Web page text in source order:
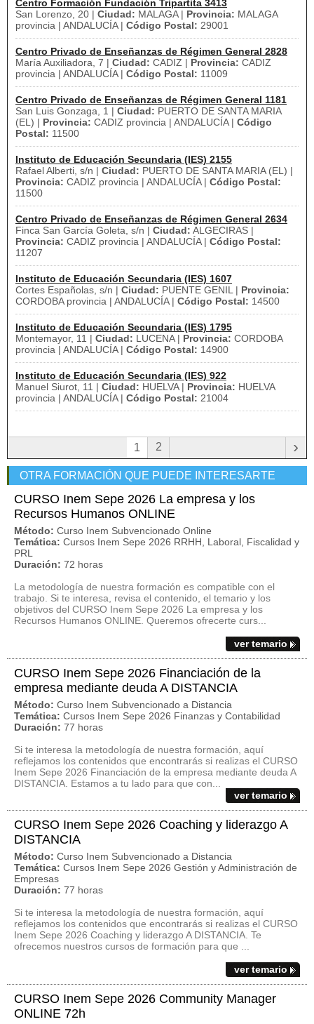
Centro Formación Fundación Tripartita 3413
San Lorenzo, 20 | Ciudad: MALAGA | Provincia: MALAGA
provincia | ANDALUCÍA | Código Postal: 29001
Centro Privado de Enseñanzas de Régimen General 2828
María Auxiliadora, 7 | Ciudad: CADIZ | Provincia: CADIZ
provincia | ANDALUCÍA | Código Postal: 11009
Centro Privado de Enseñanzas de Régimen General 1181
San Luis Gonzaga, 1 | Ciudad: PUERTO DE SANTA MARIA
(EL) | Provincia: CADIZ provincia | ANDALUCÍA | Código
Postal: 11500
Instituto de Educación Secundaria (IES) 2155
Rafael Alberti, s/n | Ciudad: PUERTO DE SANTA MARIA (EL) |
Provincia: CADIZ provincia | ANDALUCÍA | Código Postal:
11500
Centro Privado de Enseñanzas de Régimen General 2634
Finca San García Goleta, s/n | Ciudad: ALGECIRAS |
Provincia: CADIZ provincia | ANDALUCÍA | Código Postal:
11207
Instituto de Educación Secundaria (IES) 1607
Cortes Españolas, s/n | Ciudad: PUENTE GENIL | Provincia:
CORDOBA provincia | ANDALUCÍA | Código Postal: 14500
Instituto de Educación Secundaria (IES) 1795
Montemayor, 11 | Ciudad: LUCENA | Provincia: CORDOBA
provincia | ANDALUCÍA | Código Postal: 14900
Instituto de Educación Secundaria (IES) 922
Manuel Siurot, 11 | Ciudad: HUELVA | Provincia: HUELVA
provincia | ANDALUCÍA | Código Postal: 21004
1 2 ›
OTRA FORMACIÓN QUE PUEDE INTERESARTE
CURSO Inem Sepe 2026 La empresa y los
Recursos Humanos ONLINE
Método: Curso Inem Subvencionado Online
Temática: Cursos Inem Sepe 2026 RRHH, Laboral, Fiscalidad y
PRL
Duración: 72 horas
La metodología de nuestra formación es compatible con el
trabajo. Si te interesa, revisa el contenido, el temario y los
objetivos del CURSO Inem Sepe 2026 La empresa y los
Recursos Humanos ONLINE. Queremos ofrecerte curs...
ver temario
CURSO Inem Sepe 2026 Financiación de la
empresa mediante deuda A DISTANCIA
Método: Curso Inem Subvencionado a Distancia
Temática: Cursos Inem Sepe 2026 Finanzas y Contabilidad
Duración: 77 horas
Si te interesa la metodología de nuestra formación, aquí
reflejamos los contenidos que encontrarás si realizas el CURSO
Inem Sepe 2026 Financiación de la empresa mediante deuda A
DISTANCIA. Estamos a tu lado para que con...
ver temario
CURSO Inem Sepe 2026 Coaching y liderazgo A
DISTANCIA
Método: Curso Inem Subvencionado a Distancia
Temática: Cursos Inem Sepe 2026 Gestión y Administración de
Empresas
Duración: 77 horas
Si te interesa la metodología de nuestra formación, aquí
reflejamos los contenidos que encontrarás si realizas el CURSO
Inem Sepe 2026 Coaching y liderazgo A DISTANCIA. Te
ofrecemos nuestros cursos de formación para que ...
ver temario
CURSO Inem Sepe 2026 Community Manager
ONLINE 72h